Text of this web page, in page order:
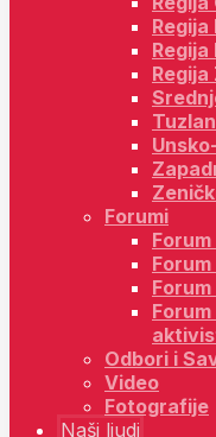
Regija
Forumi
Odbori i
Video
Fotografije
Naši ljudi